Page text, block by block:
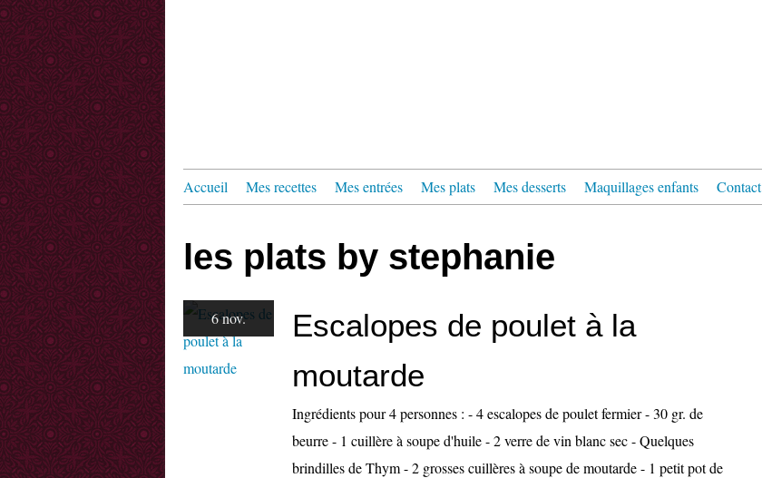
Accueil Mes recettes Mes entrées Mes plats Mes desserts Maquillages enfants Contact
les plats by stephanie
6 nov.
Escalopes de poulet à la
moutarde
Ingrédients pour 4 personnes : - 4 escalopes de poulet fermier - 30 gr. de
beurre - 1 cuillère à soupe d'huile - 2 verre de vin blanc sec - Quelques
brindilles de Thym - 2 grosses cuillères à soupe de moutarde - 1 petit pot de